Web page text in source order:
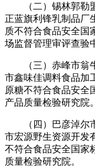
（二）锡林郭勒盟
正蓝旗利锋乳制品厂
质不符合食品安全国
场监督管理审评查验
（三）赤峰市翁牛
市鑫味佳调料食品加
原糖不符合食品安全
产品质量检验研究院。
（四）巴彦淖尔市
市宏源野生资源开发
不符合食品安全国家
质量检验研究院。